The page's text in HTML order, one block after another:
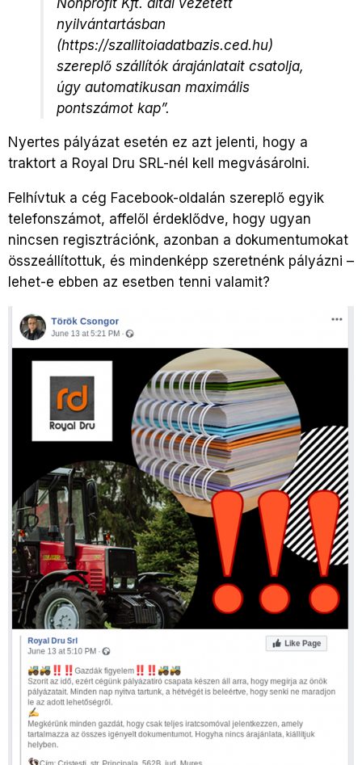
nyilvántartásban
(https://szallitoiadatbazis.ced.hu)
szereplő szállítók árajánlatait csatolja,
úgy automatikusan maximális
pontszámot kap”.
Nyertes pályázat esetén ez azt jelenti, hogy a
traktort a Royal Dru SRL-nél kell megvásárolni.
Felhívtuk a cég Facebook-oldalán szereplő egyik
telefonszámot, affelől érdeklődve, hogy ugyan
nincsen regisztrációnk, azonban a dokumentumokat
összeállítottuk, és mindenképp szeretnénk pályázni –
lehet-e ebben az esetben tenni valamit?